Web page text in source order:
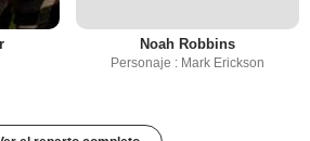
Noah Robbins
Personaje : Mark Erickson